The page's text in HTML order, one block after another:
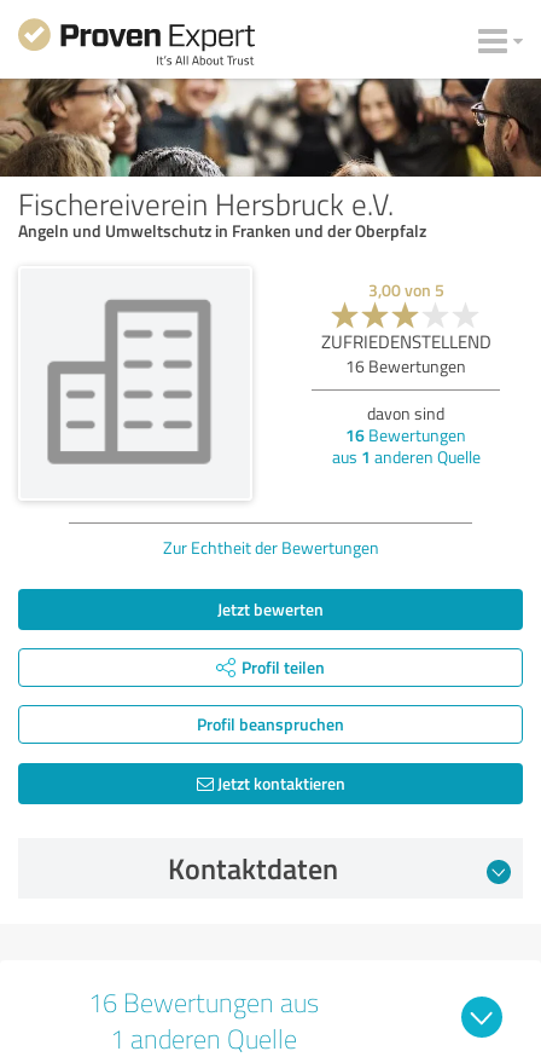
Fischereiverein Hersbruck e.V.
Angeln und Umweltschutz in Franken und der Oberpfalz
3,00von 5
ZUFRIEDENSTELLEND
16 Bewertungen
davon sind
16 Bewertungen
aus 1 anderen Quelle
Zur Echtheit der Bewertungen
Jetzt bewerten
Profil teilen
Profil beanspruchen
Jetzt kontaktieren
Kontaktdaten
16 Bewertungen aus
1 anderen Quelle